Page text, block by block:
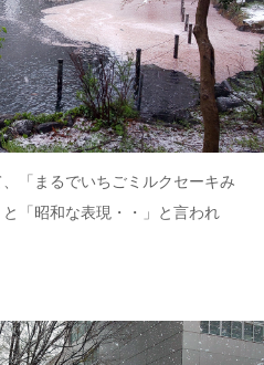
「まるでいちごミルクセーキみ
「昭和な表現・・」と言われ